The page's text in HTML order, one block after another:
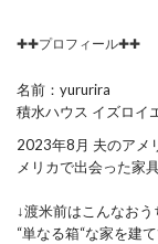
✚✚プロフィール✚✚
名前：yururira
積水ハウス イズロイ
2023年8月 夫のアメ
メリカで出会った家
↓渡米前はこんなおう
“単なる箱“な家を建